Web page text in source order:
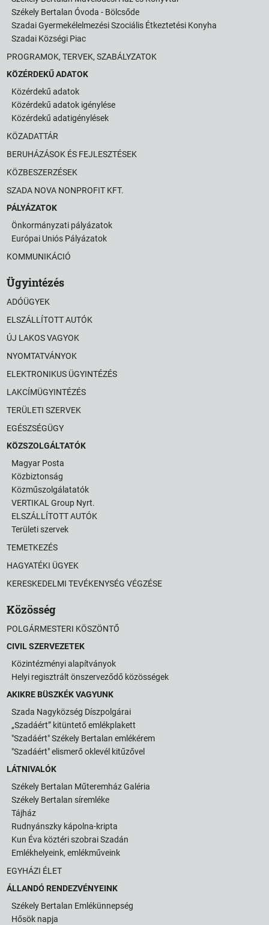
Székely Bertalan Óvoda - Bölcsőde
Szadai Gyermekélelmezési Szociális Étkeztetési Konyha
Szadai Községi Piac
PROGRAMOK, TERVEK, SZABÁLYZATOK
KÖZÉRDEKŰ ADATOK
Közérdekű adatok
Közérdekű adatok igénylése
Közérdekű adatigénylések
KÖZADATTÁR
BERUHÁZÁSOK ÉS FEJLESZTÉSEK
KÖZBESZERZÉSEK
SZADA NOVA NONPROFIT KFT.
PÁLYÁZATOK
Önkormányzati pályázatok
Európai Uniós Pályázatok
KOMMUNIKÁCIÓ
Ügyintézés
ADÓÜGYEK
ELSZÁLLÍTOTT AUTÓK
ÚJ LAKOS VAGYOK
NYOMTATVÁNYOK
ELEKTRONIKUS ÜGYINTÉZÉS
LAKCÍMÜGYINTÉZÉS
TERÜLETI SZERVEK
EGÉSZSÉGÜGY
KÖZSZOLGÁLTATÓK
Magyar Posta
Közbiztonság
Közműszolgálatatók
VERTIKAL Group Nyrt.
ELSZÁLLÍTOTT AUTÓK
Területi szervek
TEMETKEZÉS
HAGYATÉKI ÜGYEK
KERESKEDELMI TEVÉKENYSÉG VÉGZÉSE
Közösség
POLGÁRMESTERI KÖSZÖNTŐ
CIVIL SZERVEZETEK
Közintézményi alapítványok
Helyi regisztrált önszerveződő közösségek
AKIKRE BÜSZKÉK VAGYUNK
Szada Nagyközség Díszpolgárai
„Szadáért” kitüntető emlékplakett
"Szadáért" Székely Bertalan emlékérem
"Szadáért" elismerő oklevél kitűzővel
LÁTNIVALÓK
Székely Bertalan Műteremház Galéria
Székely Bertalan síremléke
Tájház
Rudnyánszky kápolna-kripta
Kun Éva köztéri szobrai Szadán
Emlékhelyeink, emlékműveink
EGYHÁZI ÉLET
ÁLLANDÓ RENDEZVÉNYEINK
Székely Bertalan Emlékünnepség
Hősök napja